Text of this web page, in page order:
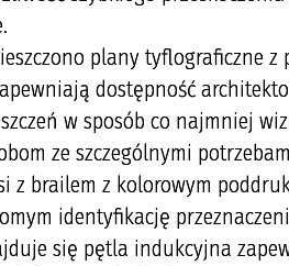
plany tyflograficzne
dostępność
w sposób co najmniej
ze szczególnymi
z brailem z kolorowym
identyfikację
się pętla indukcyjna